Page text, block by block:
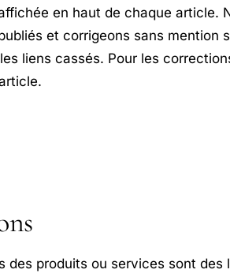
en haut de chaque article.
et corrigeons sans mention
liens cassés. Pour les
des produits ou services sont des